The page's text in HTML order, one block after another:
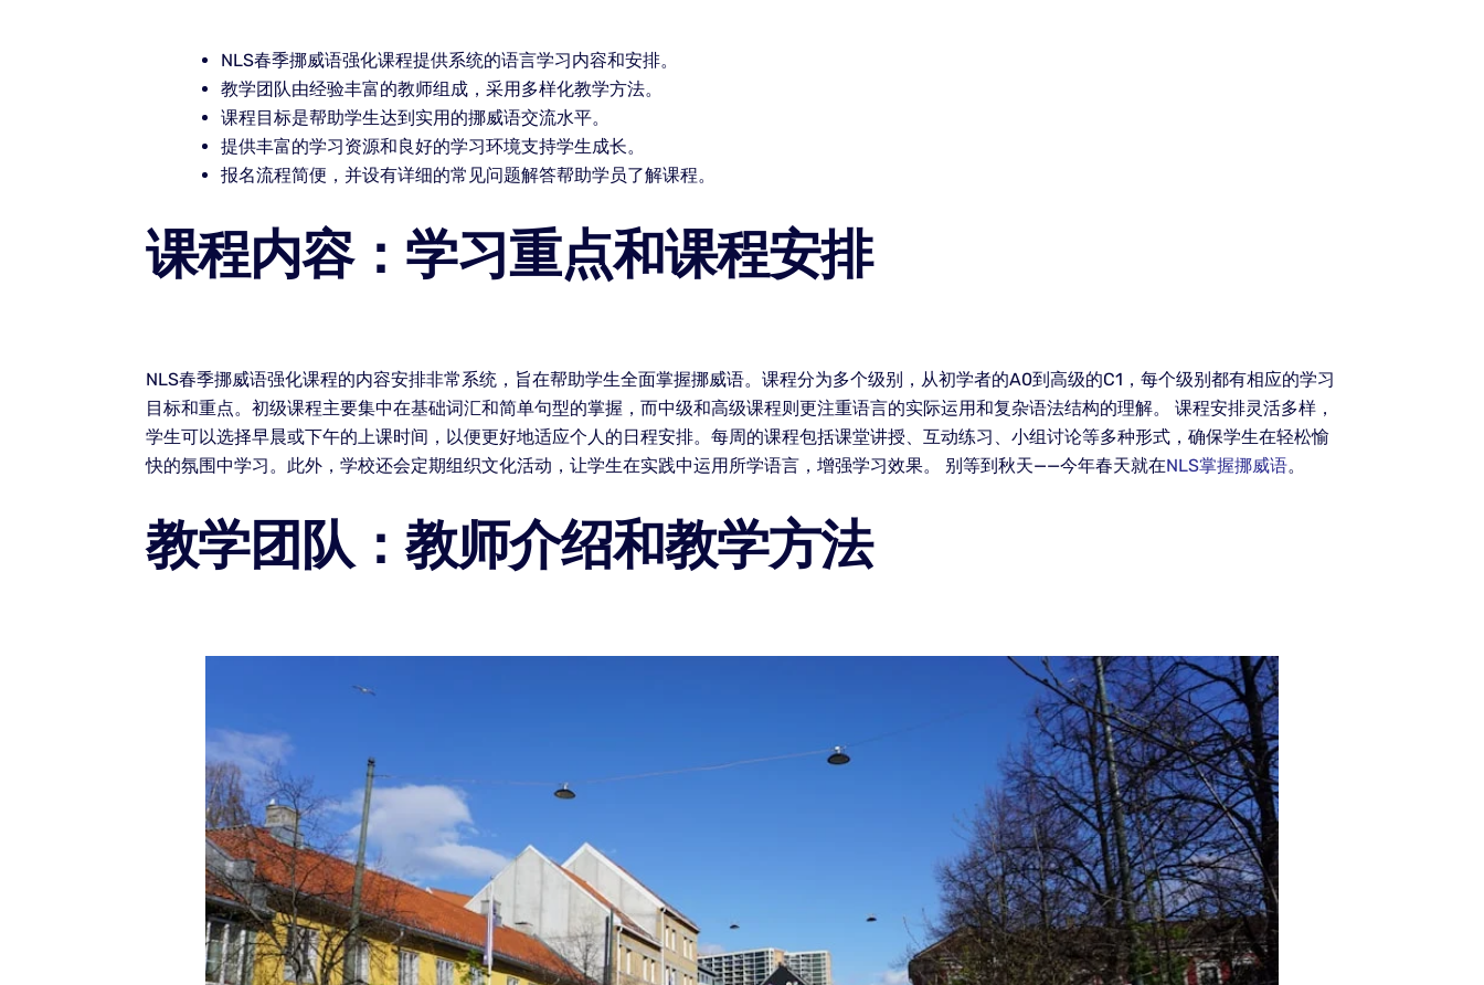
NLS春季挪威语强化课程提供系统的语言学习内容和安排。
教学团队由经验丰富的教师组成，采用多样化教学方法。
课程目标是帮助学生达到实用的挪威语交流水平。
提供丰富的学习资源和良好的学习环境支持学生成长。
报名流程简便，并设有详细的常见问题解答帮助学员了解课程。
课程内容：学习重点和课程安排
NLS春季挪威语强化课程的内容安排非常系统，旨在帮助学生全面掌握挪威语。课程分为多个级别，从初学者的A0到高级的C1，每个级别都有相应的学习
目标和重点。初级课程主要集中在基础词汇和简单句型的掌握，而中级和高级课程则更注重语言的实际运用和复杂语法结构的理解。 课程安排灵活多样，
学生可以选择早晨或下午的上课时间，以便更好地适应个人的日程安排。每周的课程包括课堂讲授、互动练习、小组讨论等多种形式，确保学生在轻松愉
快的氛围中学习。此外，学校还会定期组织文化活动，让学生在实践中运用所学语言，增强学习效果。 别等到秋天——今年春天就在NLS掌握挪威语。
教学团队：教师介绍和教学方法